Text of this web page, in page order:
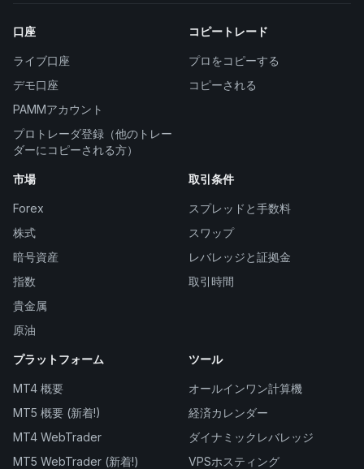
口座
ライブ口座
デモ口座
PAMMアカウント
プロトレーダ登録（他のトレー
ダーにコピーされる方）
コピートレード
プロをコピーする
コピーされる
市場
Forex
株式
暗号資産
指数
貴金属
原油
取引条件
スプレッドと手数料
スワップ
レバレッジと証拠金
取引時間
プラットフォーム
MT4 概要
MT5 概要 (新着!)
MT4 WebTrader
MT5 WebTrader (新着!)
ツール
オールインワン計算機
経済カレンダー
ダイナミックレバレッジ
VPSホスティング